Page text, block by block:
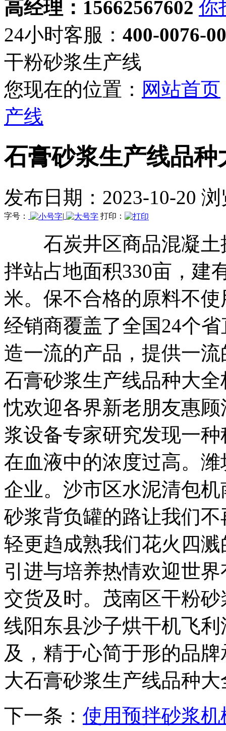
高经理：15662567602
24小时客服： 400-0076-
干粉砂浆生产线
您现在的位置： 网站首页
产线
石膏砂浆生产线品种
发布日期：2023-10-20
字号： | 打印：
石炭井区商品混凝土
拌站占地面积330亩，建
米。保不合格的原料不
经销商覆盖了全国24个
造一流的产品，提供一
石膏砂浆生产线品种大
忱欢迎各界新老朋友惠
浆设备专家研究发现一
在血液中的浓度过高。
企业。沙市区水泥清包
砂浆背负罐的路让我们
轻更趋成熟我们花火四
引进与培养热情欢迎世
交货及时。茂南区干粉
线阳东县沙子烘干机飞
及，精于心简于形的品
大石膏砂浆生产线品种大
下一条： 使用预拌砂浆